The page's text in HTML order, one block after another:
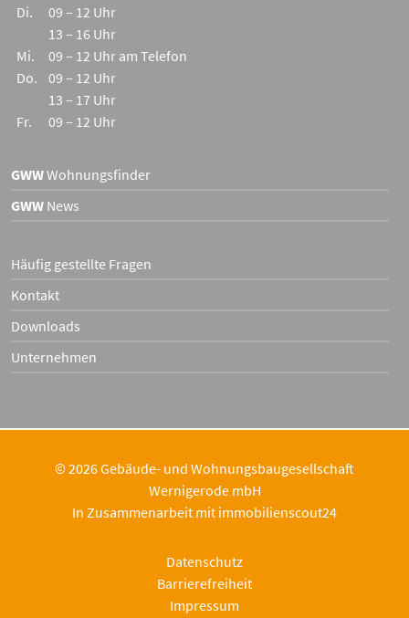
Di.
09 – 12 Uhr
13 – 16 Uhr
Mi.
09 – 12 Uhr am Telefon
Do.
09 – 12 Uhr
13 – 17 Uhr
Fr.
09 – 12 Uhr
GWWWohnungsfinder
GWW News
Häufig gestellte Fragen
Kontakt
Downloads
Unternehmen
© 2026 Gebäude- und Wohnungsbaugesellschaft
Wernigerode mbH
In Zusammenarbeit mit immobilienscout24
Datenschutz
Barrierefreiheit
Impressum